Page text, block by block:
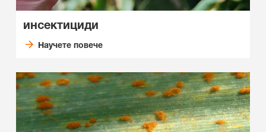
инсектициди
Научете повече